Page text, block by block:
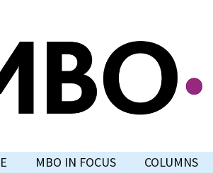
MBO IN FOCUS COLUMNS